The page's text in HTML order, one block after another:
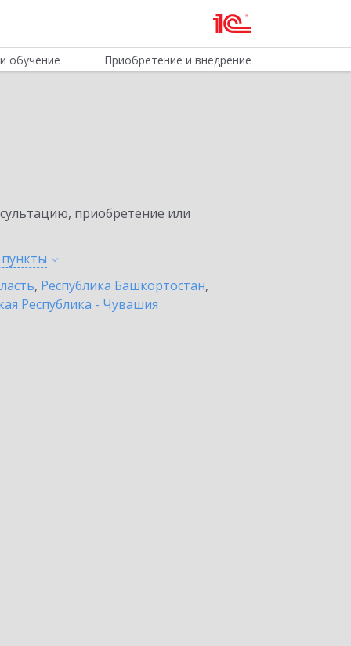
обучение Приобретение и внедрение
приобретение или
пункты
, Республика Башкортостан,
Республика - Чувашия